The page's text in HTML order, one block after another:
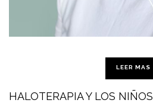
LEER MAS
HALOTERAPIA Y LOS NIÑOS